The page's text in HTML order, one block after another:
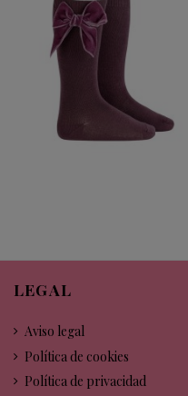
LEGAL
Aviso legal
Política de cookies
Política de privacidad